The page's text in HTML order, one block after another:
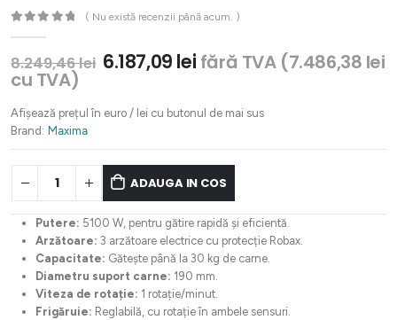
( Nu există recenzii până acum. )
8.249,46lei Prețul
inițial
fost:
6.187,09 leiPrețul
6.187,09 lei.
fără TVA (7.486,38 lei
cu TVA)
Afișează prețul în euro / lei cu butonul de mai sus
Brand: Maxima
ADAUGA IN COS
Putere: 5100 W, pentru gătire rapidă și eficientă.
Arzătoare: 3 arzătoare electrice cu protecție Robax.
Capacitate: Gătește până la 30 kg de carne.
Diametru suport carne: 190 mm.
Viteza de rotație: 1 rotație/minut.
Frigăruie: Reglabilă, cu rotație în ambele sensuri.